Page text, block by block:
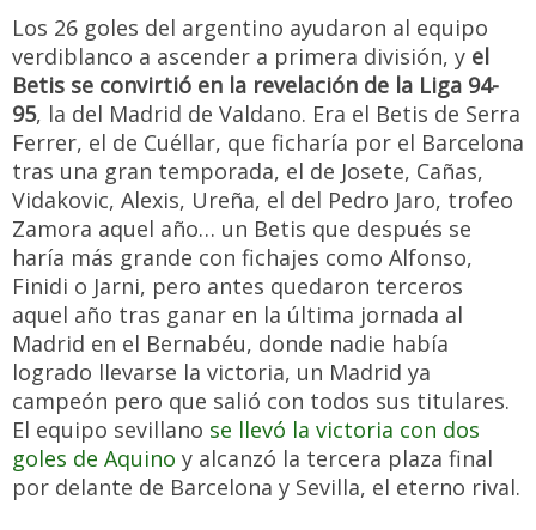
Los 26 goles del argentino ayudaron al equipo
verdiblanco a ascender a primera división, y el
Betis se convirtió en la revelación de la Liga 94-
95, la del Madrid de Valdano. Era el Betis de Serra
Ferrer, el de Cuéllar, que ficharía por el Barcelona
tras una gran temporada, el de Josete, Cañas,
Vidakovic, Alexis, Ureña, el del Pedro Jaro, trofeo
Zamora aquel año… un Betis que después se
haría más grande con fichajes como Alfonso,
Finidi o Jarni, pero antes quedaron terceros
aquel año tras ganar en la última jornada al
Madrid en el Bernabéu, donde nadie había
logrado llevarse la victoria, un Madrid ya
campeón pero que salió con todos sus titulares.
El equipo sevillano se llevó la victoria con dos
goles de Aquino y alcanzó la tercera plaza final
por delante de Barcelona y Sevilla, el eterno rival.